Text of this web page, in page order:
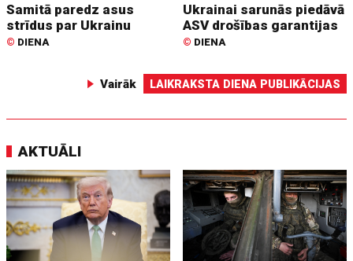
Samitā paredz asus
strīdus par Ukrainu
© DIENA
Ukrainai sarunās piedāvā
ASV drošības garantijas
© DIENA
Vairāk LAIKRAKSTA DIENA PUBLIKĀCIJAS
AKTUĀLI